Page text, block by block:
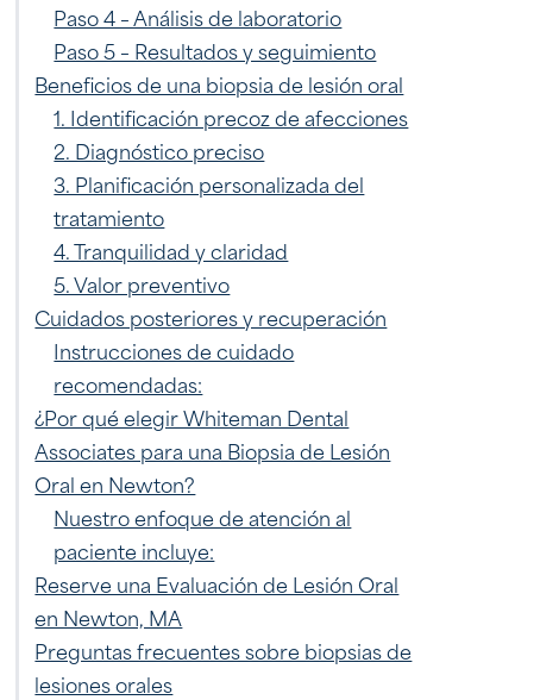
Paso 4 – Análisis de laboratorio
Paso 5 – Resultados y seguimiento
Beneficios de una biopsia de lesión oral
1. Identificación precoz de afecciones
2. Diagnóstico preciso
3. Planificación personalizada del
tratamiento
4. Tranquilidad y claridad
5. Valor preventivo
Cuidados posteriores y recuperación
Instrucciones de cuidado
recomendadas:
¿Por qué elegir Whiteman Dental
Associates para una Biopsia de Lesión
Oral en Newton?
Nuestro enfoque de atención al
paciente incluye:
Reserve una Evaluación de Lesión Oral
en Newton, MA
Preguntas frecuentes sobre biopsias de
lesiones orales